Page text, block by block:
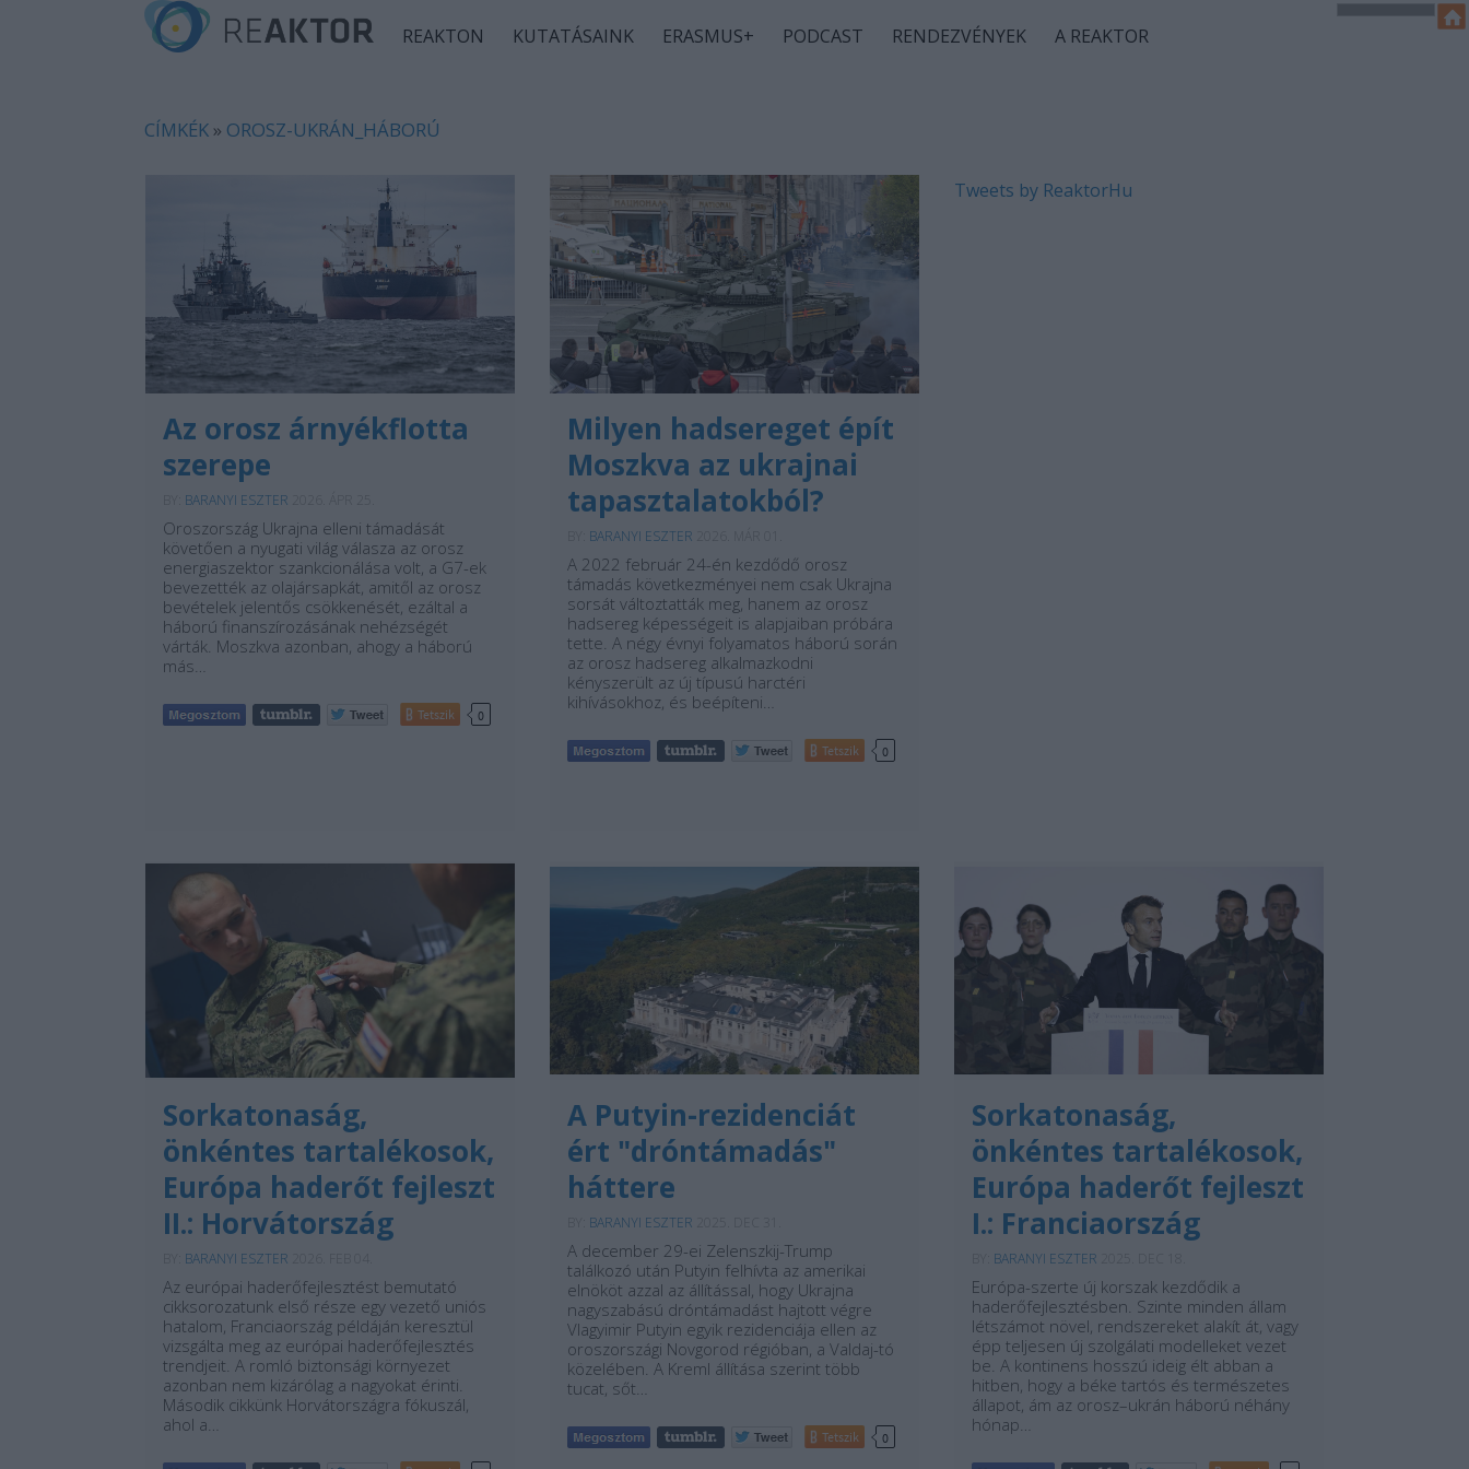
REAKTON KUTATÁSAINK ERASMUS+ PODCAST RENDEZVÉNYEK A REAKTOR
CÍMKÉK » OROSZ-UKRÁN_HÁBORÚ
Az orosz árnyékflotta
szerepe
BARANYI ESZTER
Oroszország Ukrajna elleni támadását
követően a nyugati világ válasza az orosz
energiaszektor szankcionálása volt, a G7-ek
bevezették az olajársapkát, amitől az orosz
bevételek jelentős csökkenését, ezáltal a
háború finanszírozásának nehézségét
várták. Moszkva azonban, ahogy a háború
más…
Tetszik 0
Milyen hadsereget épít
Moszkva az ukrajnai
tapasztalatokból?
BARANYI ESZTER
A 2022 február 24-én kezdődő orosz
támadás következményei nem csak Ukrajna
sorsát változtatták meg, hanem az orosz
hadsereg képességeit is alapjaiban próbára
tette. A négy évnyi folyamatos háború során
az orosz hadsereg alkalmazkodni
kényszerült az új típusú harctéri
kihívásokhoz, és beépíteni…
Tetszik 0
Tweets by ReaktorHu
Sorkatonaság,
önkéntes tartalékosok,
Európa haderőt fejleszt
II.: Horvátország
BARANYI ESZTER
Az európai haderőfejlesztést bemutató
cikksorozatunk első része egy vezető uniós
hatalom, Franciaország példáján keresztül
vizsgálta meg az európai haderőfejlesztés
trendjeit. A romló biztonsági környezet
azonban nem kizárólag a nagyokat érinti.
Második cikkünk Horvátországra fókuszál,
ahol a…
A Putyin-rezidenciát
ért "dróntámadás"
háttere
BARANYI ESZTER
A december 29-ei Zelenszkij-Trump
találkozó után Putyin felhívta az amerikai
elnököt azzal az állítással, hogy Ukrajna
nagyszabású dróntámadást hajtott végre
Vlagyimir Putyin egyik rezidenciája ellen az
oroszországi Novgorod régióban, a Valdaj-tó
közelében. A Kreml állítása szerint több
tucat, sőt…
Tetszik 0
Sorkatonaság,
önkéntes tartalékosok,
Európa haderőt fejleszt
I.: Franciaország
BARANYI ESZTER
Európa-szerte új korszak kezdődik a
haderőfejlesztésben. Szinte minden állam
létszámot növel, rendszereket alakít át, vagy
épp teljesen új szolgálati modelleket vezet
be. A kontinens hosszú ideig élt abban a
hitben, hogy a béke tartós és természetes
állapot, ám az orosz–ukrán háború néhány
hónap…